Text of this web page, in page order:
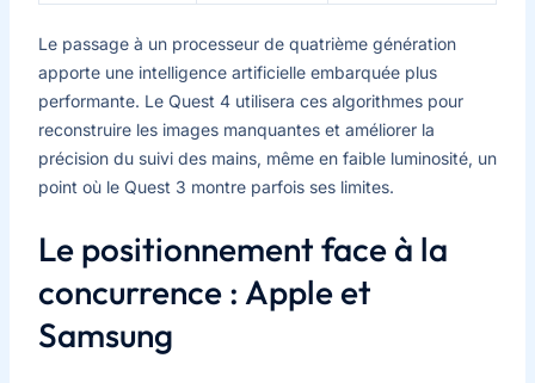
Le passage à un processeur de quatrième génération
apporte une intelligence artificielle embarquée plus
performante. Le Quest 4 utilisera ces algorithmes pour
reconstruire les images manquantes et améliorer la
précision du suivi des mains, même en faible luminosité, un
point où le Quest 3 montre parfois ses limites.
Le positionnement face à la
concurrence : Apple et
Samsung